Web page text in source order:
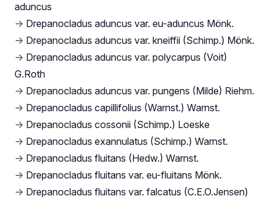
aduncus
→ Drepanocladus aduncus var. eu-aduncus Mönk.
→ Drepanocladus aduncus var. kneiffii (Schimp.) Mönk.
→ Drepanocladus aduncus var. polycarpus (Voit)
G.Roth
→ Drepanocladus aduncus var. pungens (Milde) Riehm.
→ Drepanocladus capillifolius (Warnst.) Warnst.
→ Drepanocladus cossonii (Schimp.) Loeske
→ Drepanocladus exannulatus (Schimp.) Warnst.
→ Drepanocladus fluitans (Hedw.) Warnst.
→ Drepanocladus fluitans var. eu-fluitans Mönk.
→ Drepanocladus fluitans var. falcatus (C.E.O.Jensen)